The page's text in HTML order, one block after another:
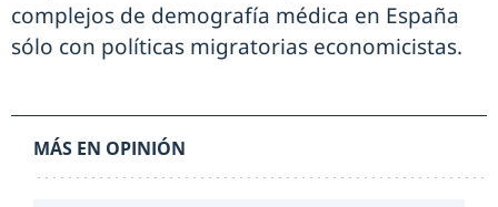
complejos de demografía médica en España
sólo con políticas migratorias economicistas.
MÁS EN OPINIÓN